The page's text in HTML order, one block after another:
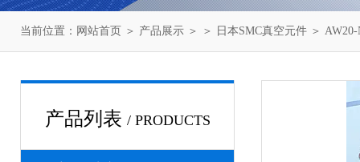
当前位置： 网站首页 ＞ 产品展示 ＞ ＞ 日本SMC真空元件 ＞
产品列表 / PRODUCTS